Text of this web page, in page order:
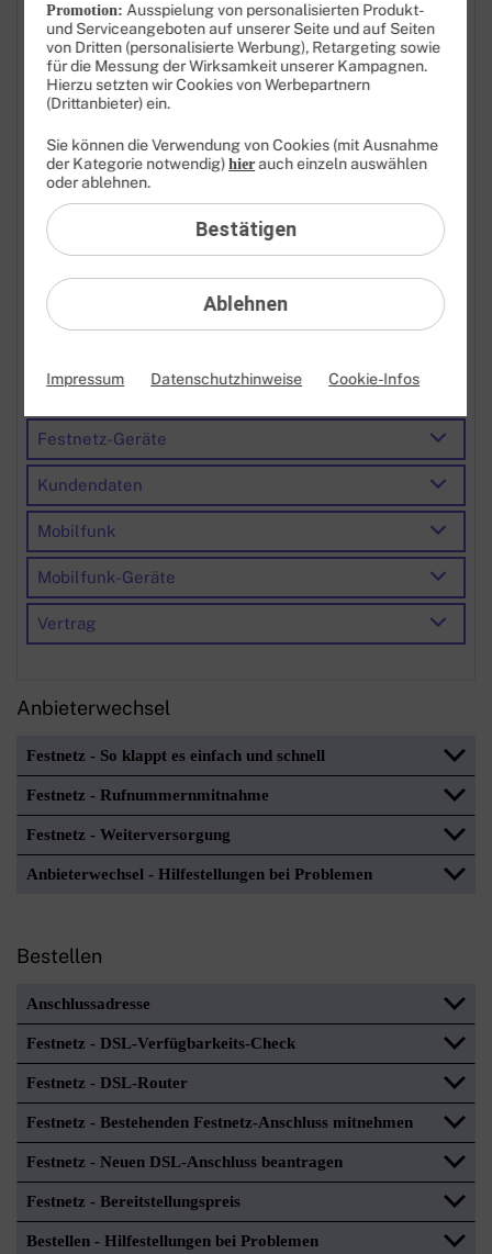
Festnetz-Verbindungen
Festnetz-DSL-Störung
Festnetz-Glasfaser-Störung
Liefern
Problemlösung Festnetz
Problemlösung Internetanschluss
Voraussetzungen
Festnetz-Geräte
Kundendaten
Mobilfunk
Mobilfunk-Geräte
Vertrag
Anbieterwechsel
Festnetz - So klappt es einfach und schnell
Festnetz - Rufnummernmitnahme
Festnetz - Weiterversorgung
Anbieterwechsel - Hilfestellungen bei Problemen
Bestellen
Anschlussadresse
Festnetz - DSL-Verfügbarkeits-Check
Festnetz - DSL-Router
Festnetz - Bestehenden Festnetz-Anschluss mitnehmen
Festnetz - Neuen DSL-Anschluss beantragen
Festnetz - Bereitstellungspreis
Bestellen - Hilfestellungen bei Problemen
Promotion: Ausspielung von personalisierten Produkt-
und Serviceangeboten auf unserer Seite und auf Seiten
von Dritten (personalisierte Werbung), Retargeting sowie
für die Messung der Wirksamkeit unserer Kampagnen.
Hierzu setzten wir Cookies von Werbepartnern
(Drittanbieter) ein.
Ablehnen
Sie können die Verwendung von Cookies (mit Ausnahme
der Kategorie notwendig)hierauch einzeln auswählen
oder ablehnen.
Bestätigen
Impressum Datenschutzhinweise Cookie-Infos